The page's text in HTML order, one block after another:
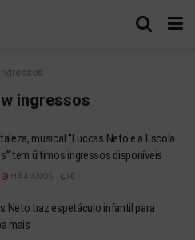
ingressos
musical “Luccas Neto e a Escola
tem últimos ingressos disponíveis
HÁ 4 ANOS
Neto traz espetáculo infantil para
mais